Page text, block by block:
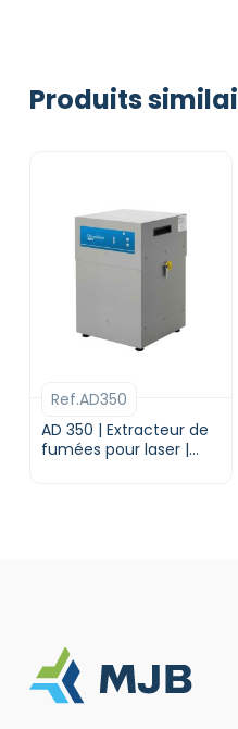
Produits
AD 350 | Extracteur de
fumées pour laser |
Ref.AD350